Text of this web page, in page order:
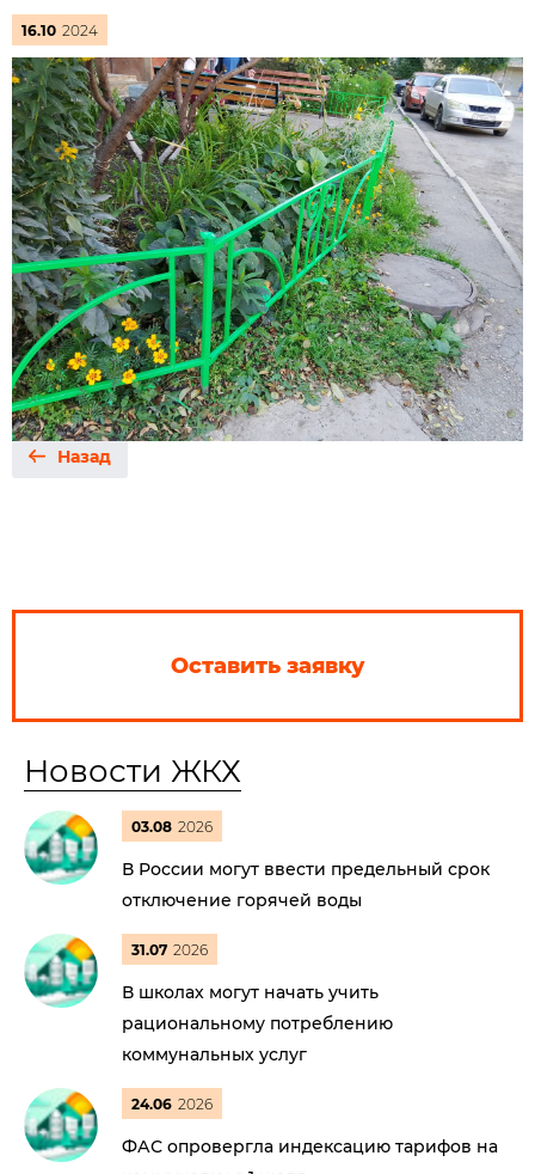
16.10 2024
Назад
Оставить заявку
Новости ЖКХ
03.08 2026
В России могут ввести предельный срок
отключение горячей воды
31.07 2026
В школах могут начать учить
рациональному потреблению
коммунальных услуг
24.06 2026
ФАС опровергла индексацию тарифов на